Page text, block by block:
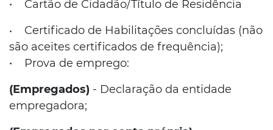
• Cartão de Cidadão/Título de Residência
• Certificado de Habilitações concluídas (não
são aceites certificados de frequência);
• Prova de emprego:
(Empregados) - Declaração da entidade
empregadora;